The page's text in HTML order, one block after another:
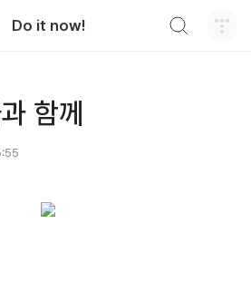
Do it now!
함께